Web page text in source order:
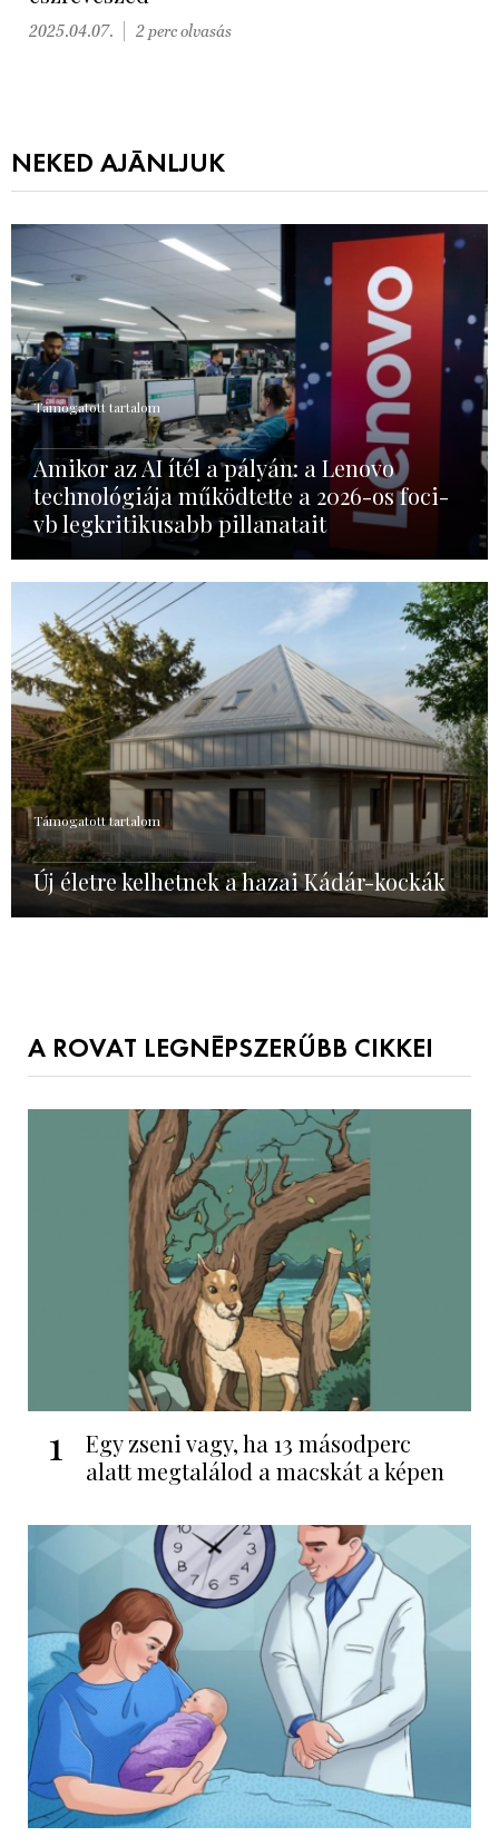
2025.04.07. 2 perc olvasás
NEKED AJÁNLJUK
Támogatott tartalom
Amikor az AI ítél a pályán: a Lenovo
technológiája működtette a 2026-os foci-
vb legkritikusabb pillanatait
Támogatott tartalom
Új életre kelhetnek a hazai Kádár-kockák
A ROVAT LEGNÉPSZERŰBB CIKKEI
1
Egy zseni vagy, ha 13 másodperc
alatt megtalálod a macskát a képen